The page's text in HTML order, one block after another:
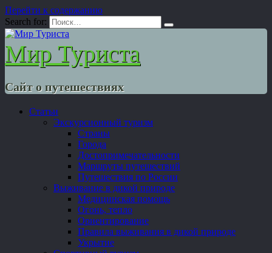
Перейти к содержанию
Search for:
Мир Туриста
Сайт о путешествиях
Статьи
Экскурсионный туризм
Страны
Города
Достопримечательности
Маршруты путешествий
Путешествия по России
Выживание в дикой природе
Медицинская помощь
Огонь, тепло
Ориентирование
Правила выживания в дикой природе
Укрытие